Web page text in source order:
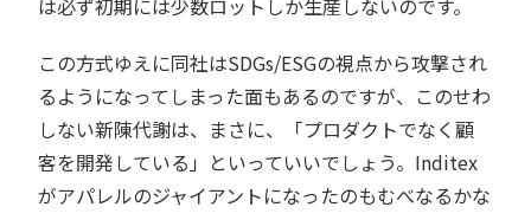
この方式ゆえに同社はSDGs/ESGの視点から攻撃され
るようになってしまった面もあるのですが、このせわ
しない新陳代謝は、まさに、「プロダクトでなく顧
客を開発している」といっていいでしょう。Inditex
がアパレルのジャイアントになったのもむべなるかな